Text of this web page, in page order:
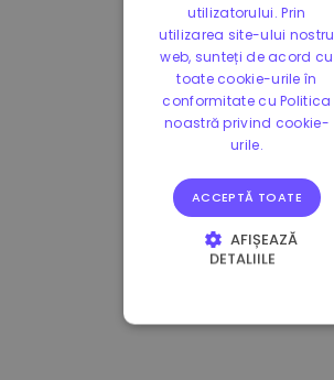
utilizatorului. Prin
utilizarea site-ului nostru
web, sunteți de acord cu
toate cookie-urile în
conformitate cu Politica
noastră privind cookie-
urile.
ACCEPTĂ TOATE
AFIȘEAZĂ
DETALIILE